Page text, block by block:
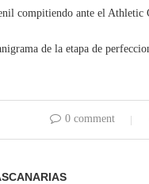
compitiendo ante el Athletic
de la etapa de
0 comment